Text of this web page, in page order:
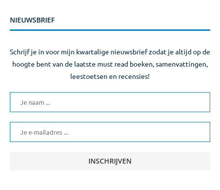
NIEUWSBRIEF
Schrijf je in voor mijn kwartalige nieuwsbrief zodat je altijd op de
hoogte bent van de laatste must read boeken, samenvattingen,
leestoetsen en recensies!